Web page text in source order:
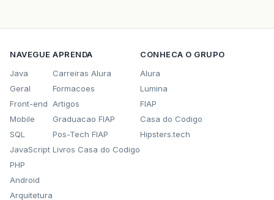
NAVEGUE
Java
Geral
Front-end
Mobile
SQL
JavaScript
PHP
Android
Arquitetura
APRENDA
Carreiras Alura
Formacoes
Artigos
Graduacao FIAP
Pos-Tech FIAP
Livros Casa do Codigo
CONHECA O GRUPO
Alura
Lumina
FIAP
Casa do Codigo
Hipsters.tech